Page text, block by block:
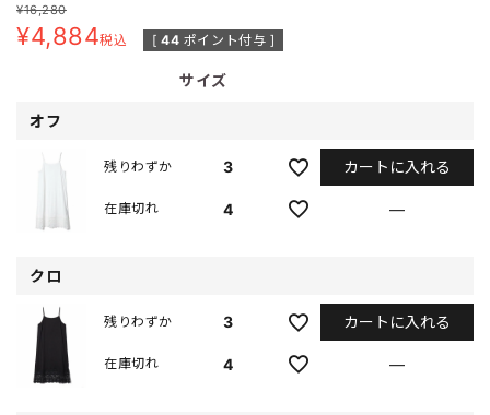
¥16,280
¥4,884税込 [ 44 ポイント付与 ]
サイズ
オフ
3
残りわずか カートに入れる
4
在庫切れ —
クロ
3
残りわずか カートに入れる
4
在庫切れ —